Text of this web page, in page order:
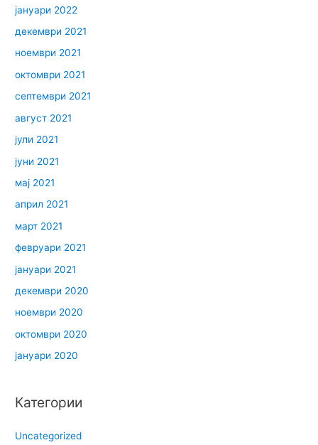
јануари 2022
декември 2021
ноември 2021
октомври 2021
септември 2021
август 2021
јули 2021
јуни 2021
мај 2021
април 2021
март 2021
февруари 2021
јануари 2021
декември 2020
ноември 2020
октомври 2020
јануари 2020
Категории
Uncategorized